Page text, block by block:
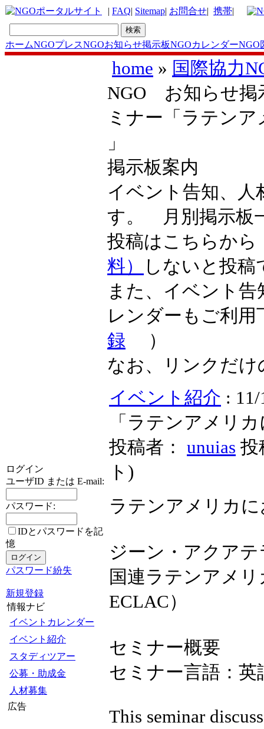
| FAQ| Sitemap| お問合せ| 携帯|
ホームNGOプレスNGOお知らせ掲示板NGOカレンダーNGO
ログイン
ユーザID または E-mail:
パスワード:
IDとパスワードを記
憶
パスワード紛失
新規登録
情報ナビ
イベントカレンダー
イベント紹介
スタディツアー
公募・助成金
人材募集
広告
home » 国際協力
NGO お知らせ掲
ミナー「ラテン
」
掲示板案内
イベント告知、人
す。 月別掲示
投稿はこちらか
料）
しないと投
また、イベント
レンダーもご利
録 ）
なお、リンクだ
イベント紹介 :
「ラテンアメリ
投稿者： unuias 投
ト )
ラテンアメリカ
ジーン・アクアテ
国連ラテンアメ
ECLAC）
セミナー概要
セミナー言語：英
This seminar